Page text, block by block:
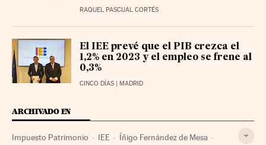
RAQUEL PASCUAL CORTÉS
El IEE prevé que el PIB crezca el
1,2% en 2023 y el empleo se frene al
0,3%
CINCO DÍAS | MADRID
ARCHIVADO EN
Impuesto Patrimonio IEE Íñigo Fernández de Mesa